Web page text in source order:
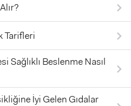
Tarifleri
Sağlıklı Beslenme Nasıl
İyi Gelen Gıdalar